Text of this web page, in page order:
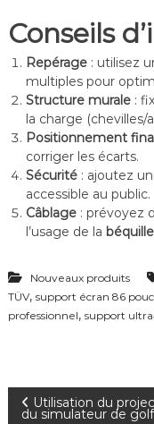
Conseils
Repérage: utilisez
multiples pour
Structure murale:
la charge (chevilles/
Positionnement
corriger les écarts.
Sécurité: ajoutez
accessible au public.
Câblage: prévoyez
l’usage de la béquille
Nouveaux produits
TÜV, support écran 86
professionnel, support
N Utilisation du
du simulateur de